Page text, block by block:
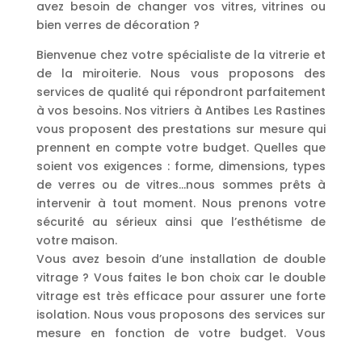
avez besoin de changer vos vitres, vitrines ou
bien verres de décoration ?
Bienvenue chez votre spécialiste de la vitrerie et
de la miroiterie. Nous vous proposons des
services de qualité qui répondront parfaitement
à vos besoins. Nos vitriers à Antibes Les Rastines
vous proposent des prestations sur mesure qui
prennent en compte votre budget. Quelles que
soient vos exigences : forme, dimensions, types
de verres ou de vitres…nous sommes prêts à
intervenir à tout moment. Nous prenons votre
sécurité au sérieux ainsi que l’esthétisme de
votre maison.
Vous avez besoin d’une installation de double
vitrage ? Vous faites le bon choix car le double
vitrage est très efficace pour assurer une forte
isolation. Nous vous proposons des services sur
mesure en fonction de votre budget. Vous